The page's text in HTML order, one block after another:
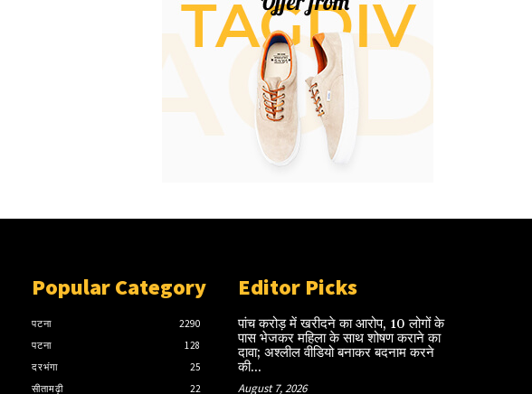
Popular Category
पटना
2290
पटना
128
दरभंगा
25
सीतामढ़ी
22
Editor Picks
पांच करोड़ में खरीदने का आरोप, 10 लोगों के
पास भेजकर महिला के साथ शोषण कराने का
दावा; अश्लील वीडियो बनाकर बदनाम करने
की...
August 7, 2026